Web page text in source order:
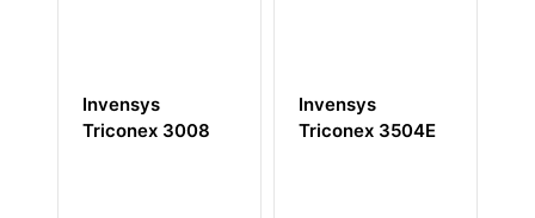
3008
Triconex 3504E
Triconex